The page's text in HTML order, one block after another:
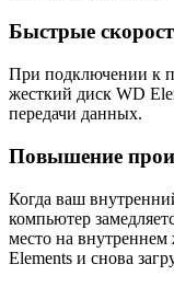
Быстрые
При подключении к
жесткий диск WD
передачи данных.
Повышение
Когда ваш
компьютер
место на
Elements и снова